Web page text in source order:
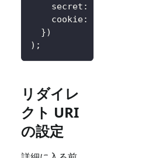
    secret
:
    cookie
:
})
) ;
リダイレ
クト URI
の設定